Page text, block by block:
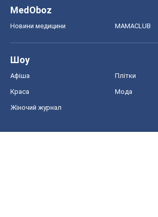
MedOboz
Новини медицини MAMACLUB
Шоу
Афіша Плітки
Краса Мода
Жіночий журнал